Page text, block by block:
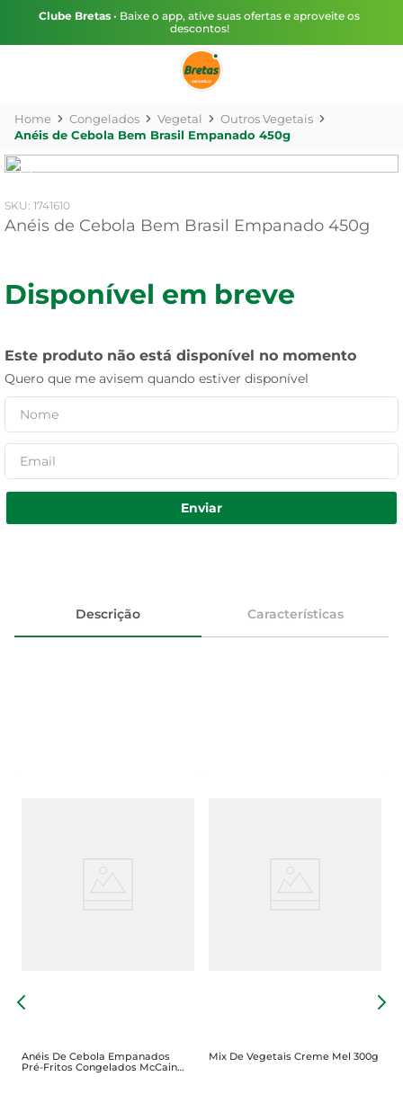
Clube Bretas • Baixe o app, ative suas ofertas e aproveite os
descontos!
Congelados Vegetal
Outros Vegetais
Anéis de Cebola Bem Brasil Empanado 450g
: 1741610
Anéis de Cebola Bem Brasil Empanado 450g
Disponível em breve
Este produto não está disponível no momento
Quero que me avisem quando estiver disponível
Enviar
Descrição Características
Anéis De Cebola Empanados
Pré-Fritos Congelados McCain
Mix De Vegetais Creme Mel 300g